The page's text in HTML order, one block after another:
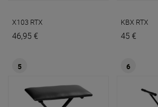
X103 RTX
46,95 €
KBX RTX
45 €
5 6